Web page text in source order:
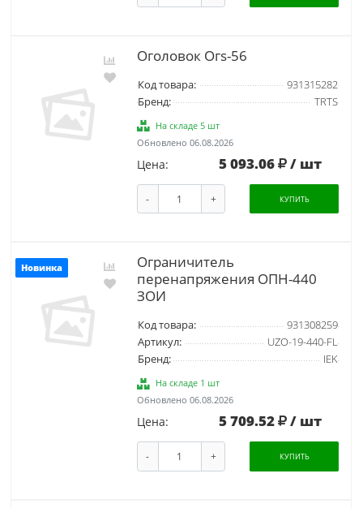
Оголовок Огs-56
Код товара:
931315282
Бренд:
TRTS
На складе 5 шт
Обновлено 06.08.2026
Цена: 5 093.06 / шт
- + КУПИТЬ
Новинка
Ограничитель
перенапряжения ОПН-440
ЗОИ
Код товара:
931308259
Артикул:
UZO-19-440-FL
Бренд:
IEK
На складе 1 шт
Обновлено 06.08.2026
Цена: 5 709.52 / шт
- + КУПИТЬ